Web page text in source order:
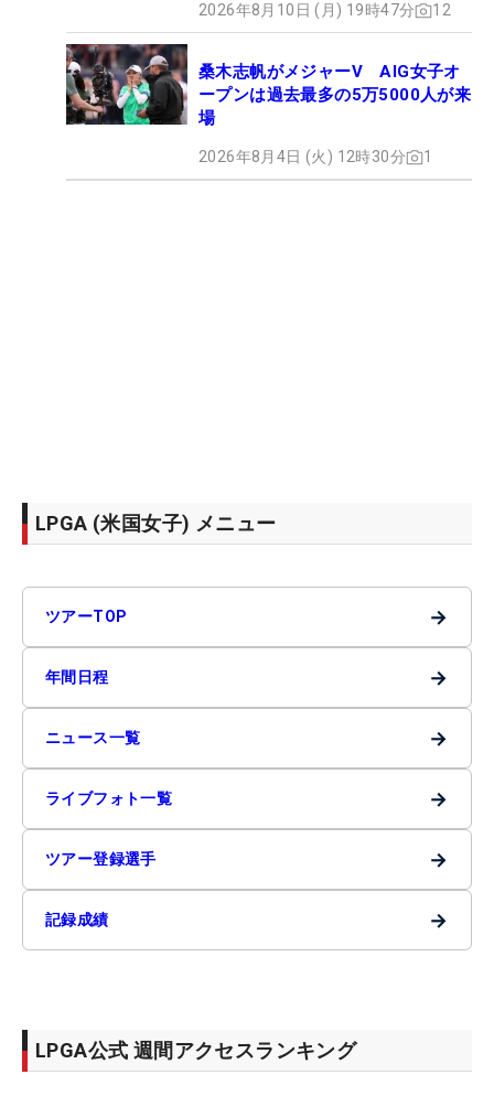
2026年8月10日 (月) 19時47分 12
桑木志帆がメジャーV AIG女子オ
ープンは過去最多の5万5000人が来
場
2026年8月4日 (火) 12時30分 1
LPGA (米国女子) メニュー
ツアーTOP →
年間日程 →
ニュース一覧 →
ライブフォト一覧 →
ツアー登録選手 →
記録成績 →
LPGA公式 週間アクセスランキング